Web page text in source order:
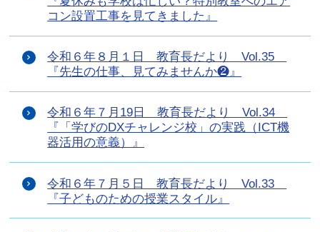
コン設置工事を見てきました』
令和６年８月１日 教育長だより Vol.35
『先生の仕事、見てみませんか❷』
令和６年７月19日 教育長だより Vol.34
『「学びのDXチャレンジ校」の実践（ICT機
器活用の意義）』
令和６年７月５日 教育長だより Vol.33
『子どものための授業スタイル』